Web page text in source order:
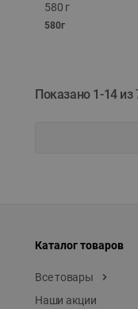
580 г
580г
Показано 1-14 из
Каталог товаров
Все товары
Наши акции